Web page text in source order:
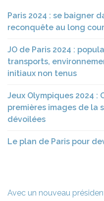
Paris 2024 : se baigner
reconquête au long
JO de Paris 2024 :
transports,
initiaux non tenus
Jeux Olympiques 2024 :
premières images de la
dévoilées
Le plan de Paris pour
Navigation
Avec un nouveau